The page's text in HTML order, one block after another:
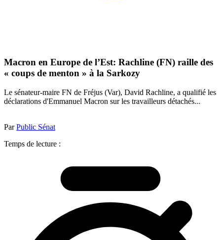
Macron en Europe de l’Est: Rachline (FN) raille des
« coups de menton » à la Sarkozy
Le sénateur-maire FN de Fréjus (Var), David Rachline, a qualifié les
déclarations d'Emmanuel Macron sur les travailleurs détachés...
ParPublic Sénat
Temps de lecture :